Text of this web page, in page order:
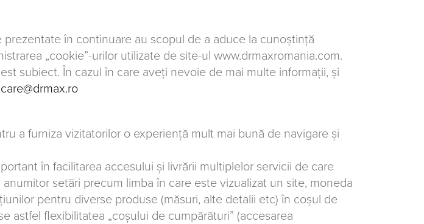
în continuare au scopul de a aduce la cunoștință
„cookie”-urilor utilizate de site-ul www.drmaxromania.com.
subiect. În cazul în care aveți nevoie de mai multe informații, și
a furniza vizitatorilor o experiență mult mai bună de navigare și
în facilitarea accesului și livrării multiplelor servicii de care
setări precum limba în care este vizualizat un site, moneda
pentru diverse produse (măsuri, alte detalii etc) în coșul de
astfel flexibilitatea „coșului de cumpărături” (accesarea